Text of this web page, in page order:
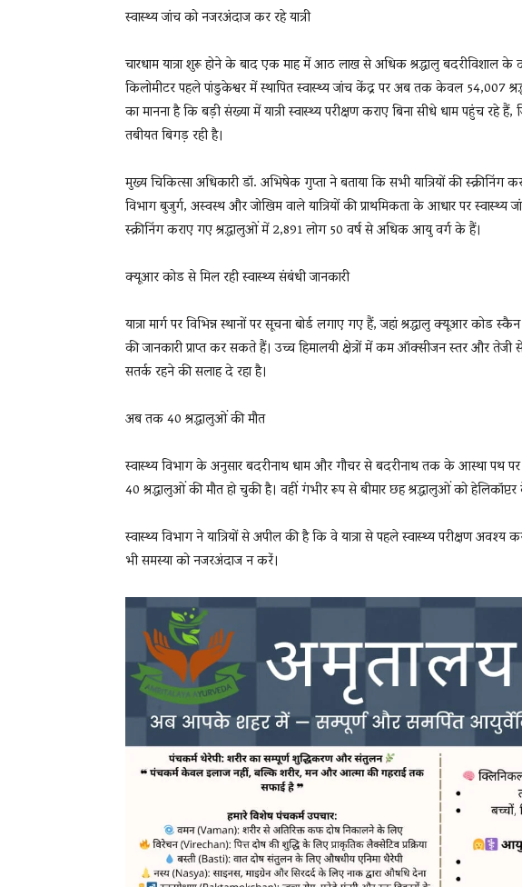
स्वास्थ्य जांच को नजरअंदाज कर रहे यात्री
चारधाम यात्रा शुरू होने के बाद एक माह में आठ लाख से अधिक श्रद्धालु बदरीविशाल
किलोमीटर पहले पांडुकेश्वर में स्थापित स्वास्थ्य जांच केंद्र पर अब तक केवल 54,007
का मानना है कि बड़ी संख्या में यात्री स्वास्थ्य परीक्षण कराए बिना सीधे धाम पहुंच
तबीयत बिगड़ रही है।
मुख्य चिकित्सा अधिकारी डॉ. अभिषेक गुप्ता ने बताया कि सभी यात्रियों की स्क्रीनिंग
विभाग बुजुर्ग, अस्वस्थ और जोखिम वाले यात्रियों की प्राथमिकता के आधार पर
स्क्रीनिंग कराए गए श्रद्धालुओं में 2,891 लोग 50 वर्ष से अधिक आयु वर्ग के हैं।
क्यूआर कोड से मिल रही स्वास्थ्य संबंधी जानकारी
यात्रा मार्ग पर विभिन्न स्थानों पर सूचना बोर्ड लगाए गए हैं, जहां श्रद्धालु क्यूआर कोड
की जानकारी प्राप्त कर सकते हैं। उच्च हिमालयी क्षेत्रों में कम ऑक्सीजन स्तर और
सतर्क रहने की सलाह दे रहा है।
अब तक 40 श्रद्धालुओं की मौत
स्वास्थ्य विभाग के अनुसार बदरीनाथ धाम और गौचर से बदरीनाथ तक के आस्था पथ पर
40 श्रद्धालुओं की मौत हो चुकी है। वहीं गंभीर रूप से बीमार छह श्रद्धालुओं को
स्वास्थ्य विभाग ने यात्रियों से अपील की है कि वे यात्रा से पहले स्वास्थ्य परीक्षण अवश्य
भी समस्या को नजरअंदाज न करें।